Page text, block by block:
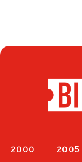
2000
2005